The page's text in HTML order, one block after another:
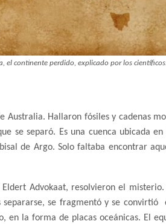
el continente perdido, explicado por los científicos.
Australia. Hallaron fósiles y cadenas
se separó. Es una cuenca ubicada en
de Argo. Solo faltaba encontrar
Eldert Advokaat, resolvieron el
separarse, se fragmentó y se
en la forma de placas oceánicas. El